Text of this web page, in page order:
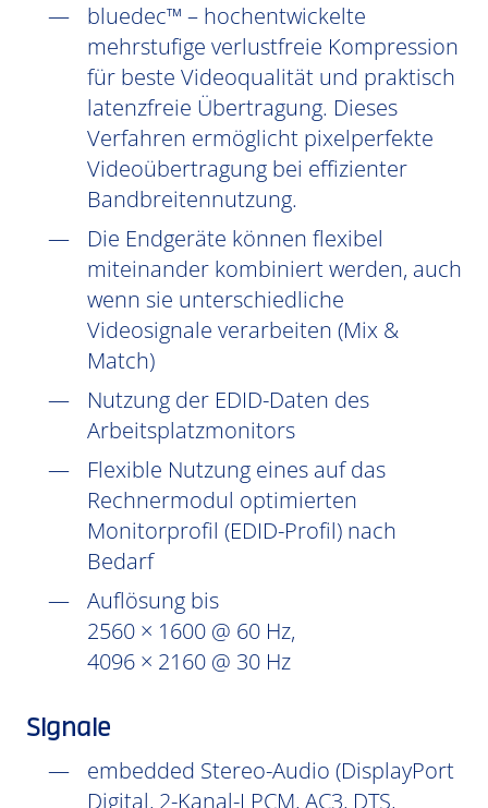
bluedec™ – hochentwickelte
mehrstufige verlustfreie Kompression
für beste Videoqualität und praktisch
latenzfreie Übertragung. Dieses
Verfahren ermöglicht pixelperfekte
Videoübertragung bei effizienter
Bandbreitennutzung.
Die Endgeräte können flexibel
miteinander kombiniert werden, auch
wenn sie unterschiedliche
Videosignale verarbeiten (Mix &
Match)
Nutzung der EDID-Daten des
Arbeitsplatzmonitors
Flexible Nutzung eines auf das
Rechnermodul optimierten
Monitorprofil (EDID-Profil) nach
Bedarf
Auflösung bis
2560 × 1600 @ 60 Hz,
4096 × 2160 @ 30 Hz
Signale
embedded Stereo-Audio (DisplayPort
Digital, 2-Kanal-LPCM, AC3, DTS,